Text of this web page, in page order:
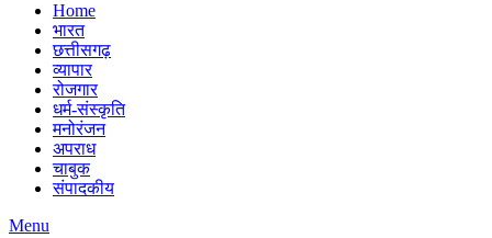
Home
भारत
छत्तीसगढ़
व्यापार
रोजगार
धर्म-संस्कृति
मनोरंजन
अपराध
चाबुक
संपादकीय
Menu